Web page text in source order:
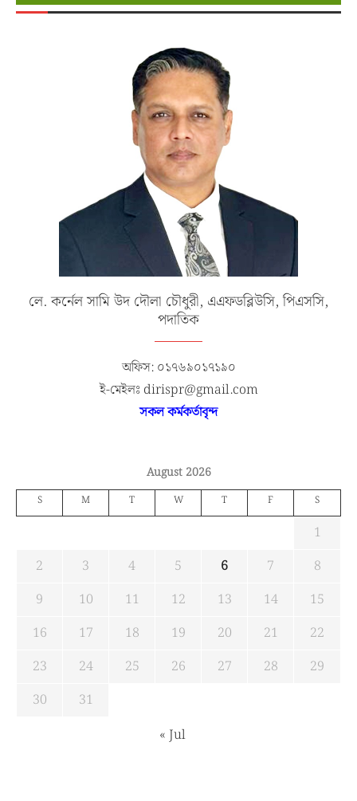
লে. কর্নেল সামি উদ দৌলা চৌধুরী, এএফডব্লিউসি, পিএসসি,
পদাতিক
অফিস: ০১৭৬৯০১৭১৯০
ই-মেইলঃ dirispr@gmail.com
সকল কর্মকর্তাবৃন্দ
August 2026
S M T W T F S
1
2
3 4 5 6 7
8
9
10 11 12 13 14
15
16
17 18 19 20 21
22
23
24 25 26 27 28
29
30
31
« Jul